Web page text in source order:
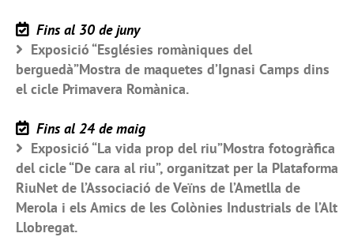
Fins al 30 de juny
Exposició “Esglésies romàniques del
berguedà”Mostra de maquetes d’Ignasi Camps dins
el cicle Primavera Romànica.
Fins al 24 de maig
Exposició “La vida prop del riu”Mostra fotogràfica
del cicle “De cara al riu”, organitzat per la Plataforma
RiuNet de l’Associació de Veïns de l’Ametlla de
Merola i els Amics de les Colònies Industrials de l’Alt
Llobregat.